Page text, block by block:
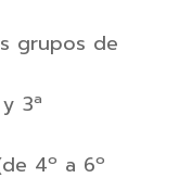
grupos de
3ª
4º a 6º